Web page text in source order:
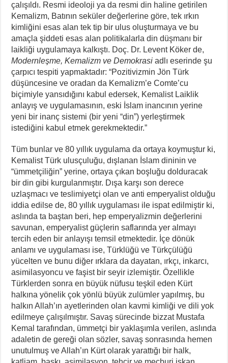
çalışıldı. Resmi ideoloji ya da resmi din haline getirilen
Kemalizm, Batının seküler değerlerine göre, tek ırkın
kimliğini esas alan tek tip bir ulus oluşturmaya ve bu
amaçla şiddeti esas alan politikalarla din düşmanı bir
laikliği uygulamaya kalkıştı. Doç. Dr. Levent Köker de,
Modernleşme, Kemalizm ve Demokrasiadlı eserinde şu
çarpıcı tespiti yapmaktadır: “Pozitivizmin Jön Türk
düşüncesine ve oradan da Kemalizm’e Comte’cu
biçimiyle yansıdığını kabul edersek, Kemalist Laiklik
anlayış ve uygulamasının, eski İslam inancının yerine
yeni bir inanç sistemi (bir yeni “din”) yerleştirmek
istediğini kabul etmek gerekmektedir.”
Tüm bunlar ve 80 yıllık uygulama da ortaya koymuştur ki,
Kemalist Türk ulusçuluğu, dışlanan İslam dininin ve
“ümmetçiliğin” yerine, ortaya çıkan boşluğu dolduracak
bir din gibi kurgulanmıştır. Dışa karşı son derece
uzlaşmacı ve teslimiyetçi olan ve anti emperyalist olduğu
iddia edilse de, 80 yıllık uygulaması ile ispat edilmiştir ki,
aslında ta baştan beri, hep emperyalizmin değerlerini
savunan, emperyalist güçlerin saflarında yer almayı
tercih eden bir anlayışı temsil etmektedir. İçe dönük
anlamı ve uygulaması ise, Türklüğü ve Türkçülüğü
yücelten ve bunu diğer ırklara da dayatan, ırkçı, inkarcı,
asimilasyoncu ve faşist bir seyir izlemiştir. Özellikle
Türklerden sonra en büyük nüfusu teşkil eden Kürt
halkına yönelik çok yönlü büyük zulümler yapılmış, bu
halkın Allah’ın ayetlerinden olan kavmi kimliği ve dili yok
edilmeye çalışılmıştır. Savaş sürecinde bizzat Mustafa
Kemal tarafından, ümmetçi bir yaklaşımla verilen, aslında
adaletin de gereği olan sözler, savaş sonrasında hemen
unutulmuş ve Allah’ın Kürt olarak yarattığı bir halk,